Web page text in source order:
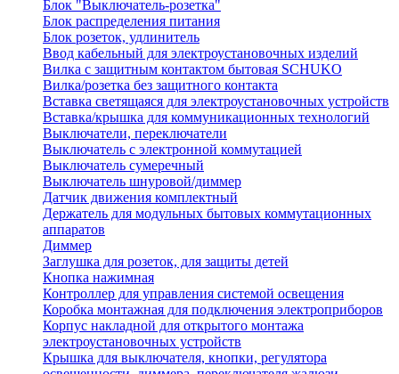
Блок "Выключатель-розетка"
Блок распределения питания
Блок розеток, удлинитель
Ввод кабельный для электроустановочных изделий
Вилка с защитным контактом бытовая SCHUKO
Вилка/розетка без защитного контакта
Вставка светящаяся для электроустановочных устройств
Вставка/крышка для коммуникационных технологий
Выключатели, переключатели
Выключатель с электронной коммутацией
Выключатель сумеречный
Выключатель шнуровой/диммер
Датчик движения комплектный
Держатель для модульных бытовых коммутационных
аппаратов
Диммер
Заглушка для розеток, для защиты детей
Кнопка нажимная
Контроллер для управления системой освещения
Коробка монтажная для подключения электроприборов
Корпус накладной для открытого монтажа
электроустановочных устройств
Крышка для выключателя, кнопки, регулятора